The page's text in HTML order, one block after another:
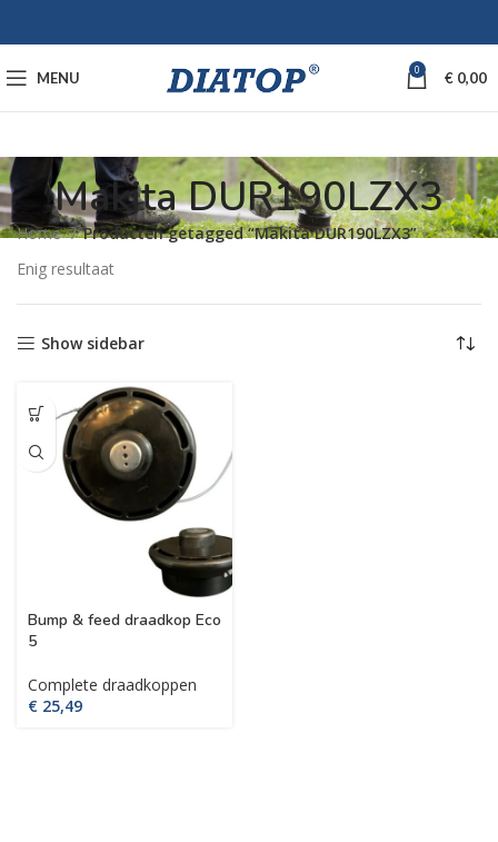
MENU 0 € 0,00
Makita DUR190LZX3
Home
Producten getagged “Makita DUR190LZX3”
Enig resultaat
Show sidebar
Bump & feed draadkop Eco
5
Complete draadkoppen
€